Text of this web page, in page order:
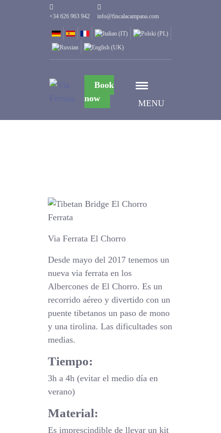
+34 626 963 942 info@fincalacampana.com
MENU
Book
now
Via Ferrata El Chorro
Desde mayo del 2017 tenemos un
nueva via ferrata en los
Albercones de El Chorro. Es un
recorrido aéreo y divertido con un
puente tibetanos un paso de mono
y una tirolina. Las dificultades son
medias.
Tiempo:
3h a 4h (evitar el medio día en
verano)
Material:
Es imprescindible de llevar un kit